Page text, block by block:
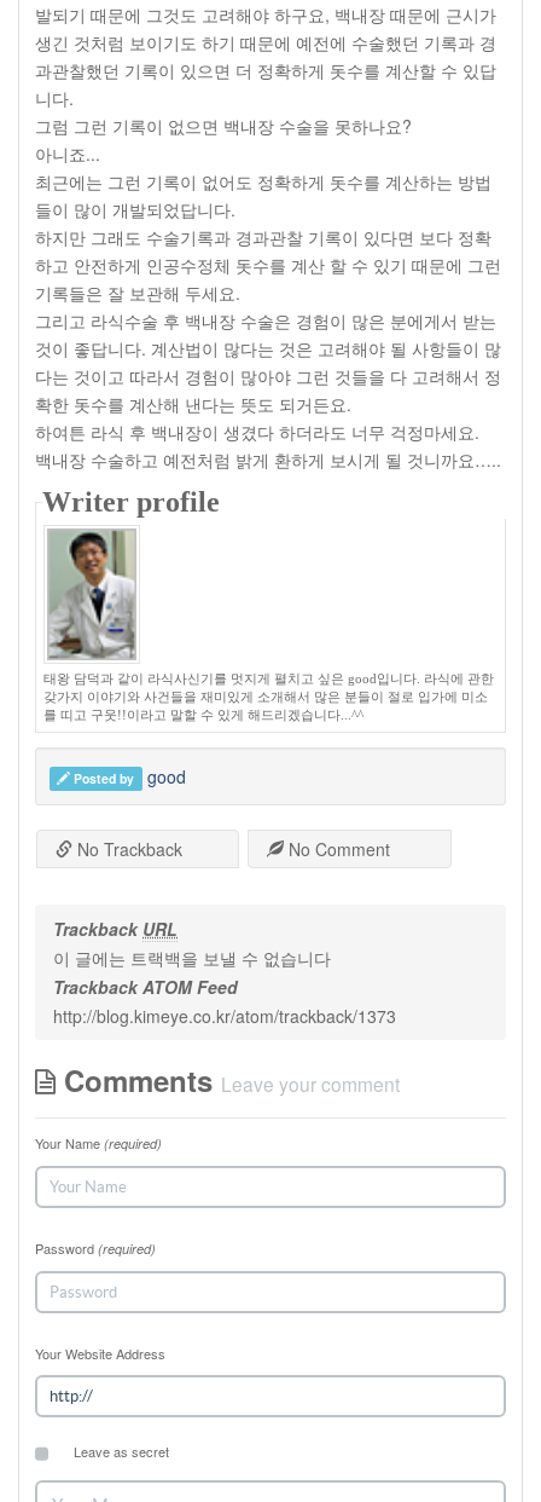
발되기 때문에 그것도 고려해야 하구요, 백내장 때문에 근시가
생긴 것처럼 보이기도 하기 때문에 예전에 수술했던 기록과 경
과관찰했던 기록이 있으면 더 정확하게 돗수를 계산할 수 있답
니다.
그럼 그런 기록이 없으면 백내장 수술을 못하나요?
아니죠...
최근에는 그런 기록이 없어도 정확하게 돗수를 계산하는 방법
들이 많이 개발되었답니다.
하지만 그래도 수술기록과 경과관찰 기록이 있다면 보다 정확
하고 안전하게 인공수정체 돗수를 계산 할 수 있기 때문에 그런
기록들은 잘 보관해 두세요.
그리고 라식수술 후 백내장 수술은 경험이 많은 분에게서 받는
것이 좋답니다. 계산법이 많다는 것은 고려해야 될 사항들이 많
다는 것이고 따라서 경험이 많아야 그런 것들을 다 고려해서 정
확한 돗수를 계산해 낸다는 뜻도 되거든요.
하여튼 라식 후 백내장이 생겼다 하더라도 너무 걱정마세요.
백내장 수술하고 예전처럼 밝게 환하게 보시게 될 것니까요…..
Writer profile
태왕 담덕과 같이 라식사신기를 멋지게 펼치고 싶은 good입니다. 라식에 관한
갖가지 이야기와 사건들을 재미있게 소개해서 많은 분들이 절로 입가에 미소
를 띠고 구웃!!이라고 말할 수 있게 해드리겠습니다...^^
Posted by good
No Trackback No Comment
Trackback URL
이 글에는 트랙백을 보낼 수 없습니다
Trackback ATOM Feed
http://blog.kimeye.co.kr/atom/trackback/1373
Comments Leave your comment
Your Name (required)
Password (required)
Your Website Address
Leave as secret